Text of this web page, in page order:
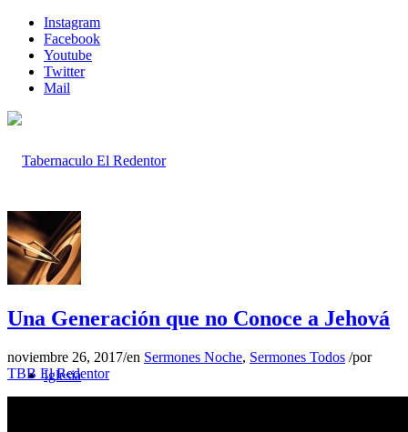
Instagram
Facebook
Youtube
Twitter
Mail
Inicio
Iglesia
Una Generación que no Conoce a Jehová
noviembre 26, 2017/en Sermones Noche, Sermones Todos /por
TBB El Redentor